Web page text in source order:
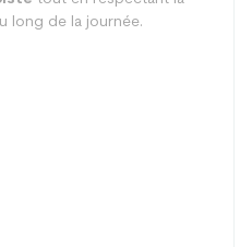
long de la journée.